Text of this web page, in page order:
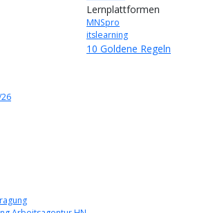
Lernplattformen
MNSpro
itslearning
10 Goldene Regeln